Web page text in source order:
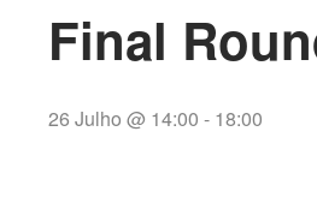
Final
26 Julho @ 14:00 - 18:00